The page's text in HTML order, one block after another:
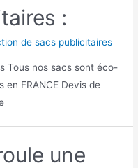
:
de sacs publicitaires
Tous nos sacs sont éco-
en FRANCE Devis de
une